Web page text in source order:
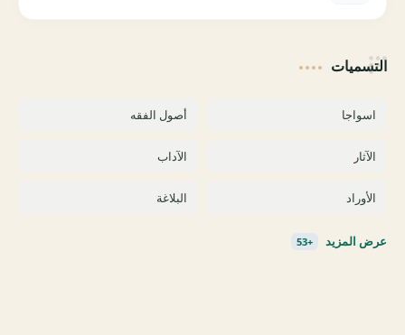
التسميات